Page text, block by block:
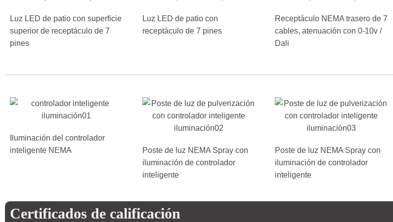
Luz LED de patio con superficie
superior de receptáculo de 7
pines
Luz LED de patio con
receptáculo de 7 pines
Receptáculo NEMA trasero de 7
cables, atenuación con 0-10v /
Dali
Iluminación del controlador
inteligente NEMA
Poste de luz NEMA Spray con
iluminación de controlador
inteligente
Poste de luz NEMA Spray con
iluminación de controlador
inteligente
Certificados de calificación